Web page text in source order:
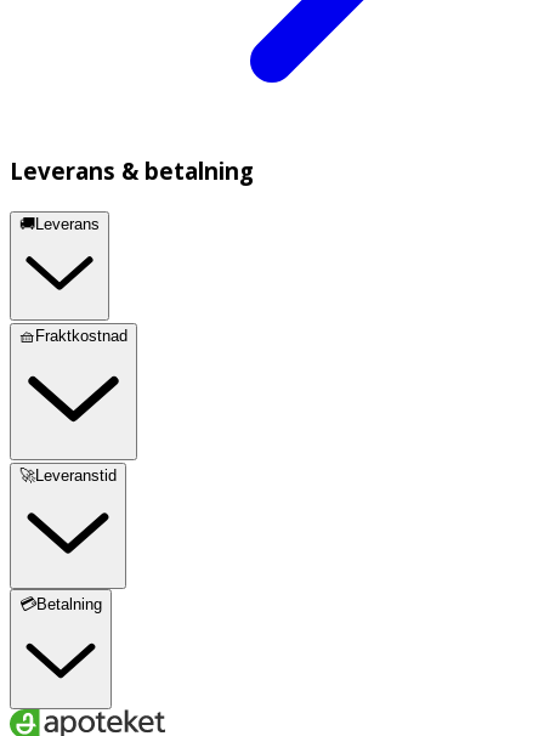
Leverans & betalning
🚚Leverans
🧺Fraktkostnad
🚀Leveranstid
💳Betalning